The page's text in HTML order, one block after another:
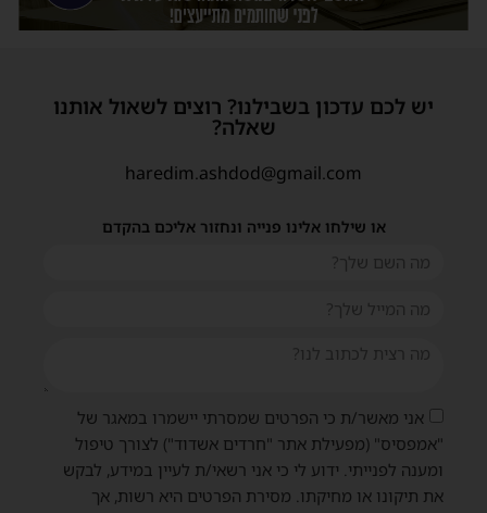
יש לכם עדכון בשבילנו? רוצים לשאול אותנו
שאלה?
haredim.ashdod@gmail.com
או שילחו אלינו פנייה ונחזור אליכם בהקדם
אני מאשר/ת כי הפרטים שמסרתי יישמרו במאגר של
"אמפסיס" (מפעילת אתר "חרדים אשדוד") לצורך טיפול
ומענה לפנייתי. ידוע לי כי אני רשאי/ת לעיין במידע, לבקש
את תיקונו או מחיקתו. מסירת הפרטים היא רשות, אך